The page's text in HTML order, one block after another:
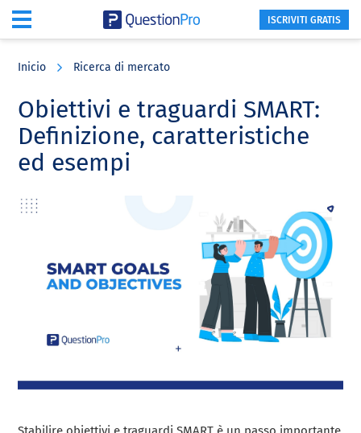
content
sidebar
ISCRIVITI GRATIS
Inicio Ricerca di mercato
Obiettivi e traguardi SMART:
Definizione, caratteristiche
ed esempi